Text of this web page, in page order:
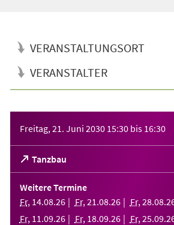
VERANSTALTUNGSORT
VERANSTALTER
Freitag, 21. Juni 2030 15:30 bis 16:30
Tanzbau
(Öffnet
in
einem
neuen
Tab)
Weitere Termine
Fr, 14.08.26 Fr, 21 .08.26 Fr, 28.08.
Fr, 11 .09.26 Fr, 18.09.26 Fr, 25.09.